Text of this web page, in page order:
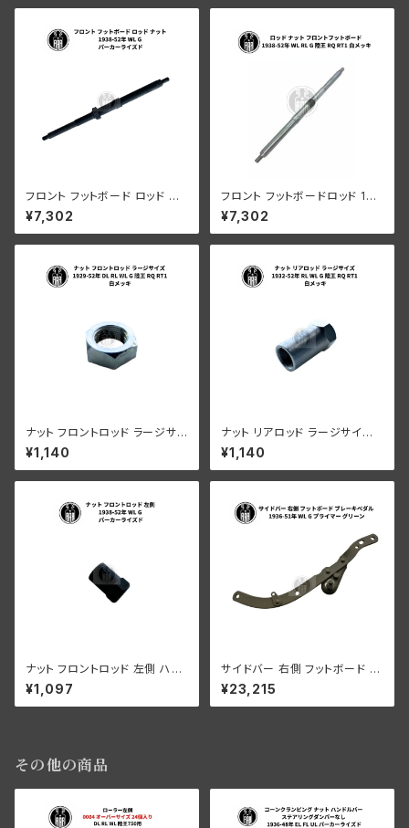
フロント フットボード ロッド ナ
ット ハーレーダビッドソン 1938
-52年 WL G パーカーライズド
¥7,302
フロント フットボードロッド 193
8-52年 RL WL G 陸王 白メッ
キ
¥7,302
ナット フロントロッド ラージサイ
ズ ハーレーダビッドソン 1929-
52年 DL RL WL G 陸王 RQ R
T1 白メッキ
¥1,140
ナット リアロッド ラージサイズ
ハーレーダビッドソン 1932-52
年 RL WL G 陸王 RQ RT1 白
メッキ
¥1,140
ナット フロントロッド 左側 ハー
レーダビッドソン 1938-52年
WL G パーカーライズド
¥1,097
サイドバー 右側 フットボード ブ
レーキペダル ハーレーダビッド
ソン 1936-51年 WL G プライ
マー グリーン
¥23,215
その他の商品